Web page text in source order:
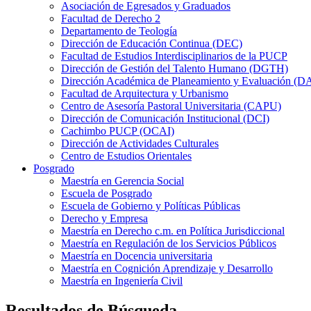
Asociación de Egresados y Graduados
Facultad de Derecho 2
Departamento de Teología
Dirección de Educación Continua (DEC)
Facultad de Estudios Interdisciplinarios de la PUCP
Dirección de Gestión del Talento Humano (DGTH)
Dirección Académica de Planeamiento y Evaluación
Facultad de Arquitectura y Urbanismo
Centro de Asesoría Pastoral Universitaria (CAPU)
Dirección de Comunicación Institucional (DCI)
Cachimbo PUCP (OCAI)
Dirección de Actividades Culturales
Centro de Estudios Orientales
Posgrado
Maestría en Gerencia Social
Escuela de Posgrado
Escuela de Gobierno y Políticas Públicas
Derecho y Empresa
Maestría en Derecho c.m. en Política Jurisdiccional
Maestría en Regulación de los Servicios Públicos
Maestría en Docencia universitaria
Maestría en Cognición Aprendizaje y Desarrollo
Maestría en Ingeniería Civil